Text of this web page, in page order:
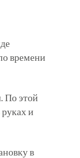
времени
По этой
и
в